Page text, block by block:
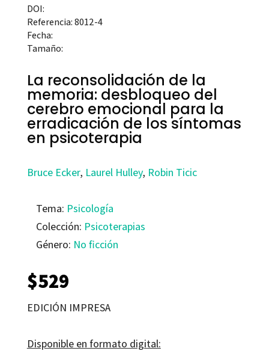
DOI:
Referencia: 8012-4
Fecha:
Tamaño:
La reconsolidación de la
memoria: desbloqueo del
cerebro emocional para la
erradicación de los síntomas
en psicoterapia
Bruce Ecker, Laurel Hulley, Robin Ticic
Tema: Psicología
Colección: Psicoterapias
Género: No ficción
$529
EDICIÓN IMPRESA
Disponible en formato digital: